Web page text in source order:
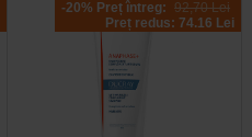
-20% Preț întreg: 92,70 Lei
Preț redus: 74.16 Lei